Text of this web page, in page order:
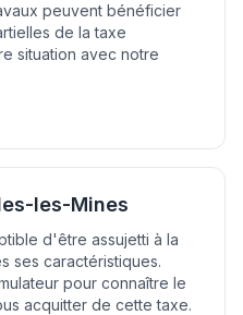
peuvent bénéficier
de la taxe
situation avec notre
les-Mines
d'être assujetti à la
ses caractéristiques.
pour connaître le
acquitter de cette taxe.